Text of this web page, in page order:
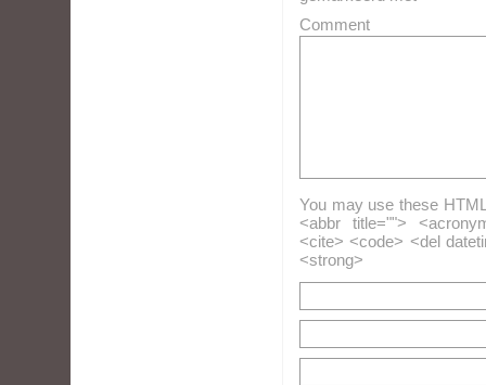
Comment
You may use these
<abbr title="">
<cite> <code> <del
<strong>